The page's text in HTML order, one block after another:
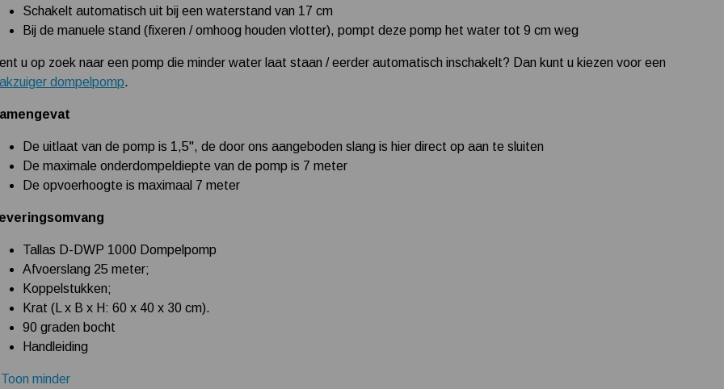
Schakelt automatisch uit bij een waterstand van 17 cm
Bij de manuele stand (fixeren / omhoog houden vlotter), pompt deze pomp het water tot 9 cm weg
u op zoek naar een pomp die minder water laat staan / eerder automatisch inschakelt? Dan kunt u kiezen voor een
dompelpomp.
De uitlaat van de pomp is 1,5", de door ons aangeboden slang is hier direct op aan te sluiten
De maximale onderdompeldiepte van de pomp is 7 meter
De opvoerhoogte is maximaal 7 meter
Tallas D-DWP 1000 Dompelpomp
Afvoerslang 25 meter;
Koppelstukken;
Krat (L x B x H: 60 x 40 x 30 cm).
90 graden bocht
Handleiding
minder